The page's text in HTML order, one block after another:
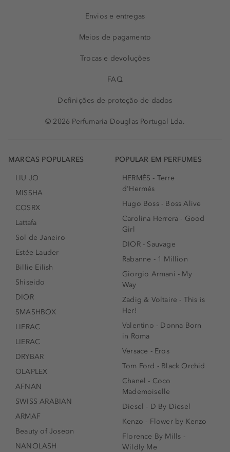
Envios e entregas
Meios de pagamento
Trocas e devoluções
FAQ
Definições de proteção de dados
© 2026 Perfumaria Douglas Portugal Lda.
MARCAS POPULARES
LIU JO
MISSHA
COSRX
Lattafa
Sol de Janeiro
Estée Lauder
Billie Eilish
Shiseido
DIOR
SMASHBOX
LIERAC
LIERAC
DRYBAR
OLAPLEX
AFNAN
SWISS ARABIAN
ARMAF
Beauty of Joseon
NANOLASH
POPULAR EM PERFUMES
HERMÈS - Terre
d'Hermés
Hugo Boss - Boss Alive
Carolina Herrera - Good
Girl
DIOR - Sauvage
Rabanne - 1 Million
Giorgio Armani - My
Way
Zadig & Voltaire - This is
Her!
Valentino - Donna Born
in Roma
Versace - Eros
Tom Ford - Black Orchid
Chanel - Coco
Mademoiselle
Diesel - D By Diesel
Kenzo - Flower by Kenzo
Florence By Mills -
Wildly Me